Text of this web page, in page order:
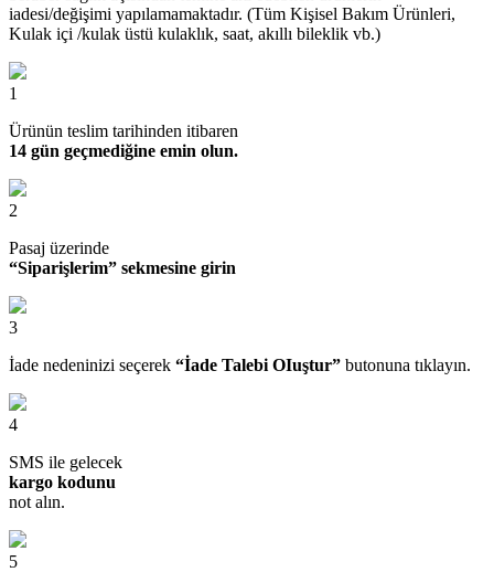
iadesi/değişimi yapılamamaktadır. (Tüm Kişisel Bakım Ürünleri,
Kulak içi /kulak üstü kulaklık, saat, akıllı bileklik vb.)
1
Ürünün teslim tarihinden itibaren
14 gün geçmediğine emin olun.
2
Pasaj üzerinde
“Siparişlerim” sekmesine girin
3
İade nedeninizi seçerek “İade Talebi OIuştur” butonuna tıklayın.
4
SMS ile gelecek
kargo kodunu
not alın.
5